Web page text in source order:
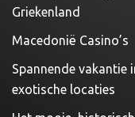
Griekenland
Macedonië Casino’s
Spannende vakantie
exotische locaties